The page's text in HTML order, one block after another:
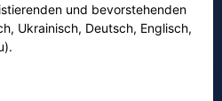
und bevorstehenden
Ukrainisch, Deutsch, Englisch,